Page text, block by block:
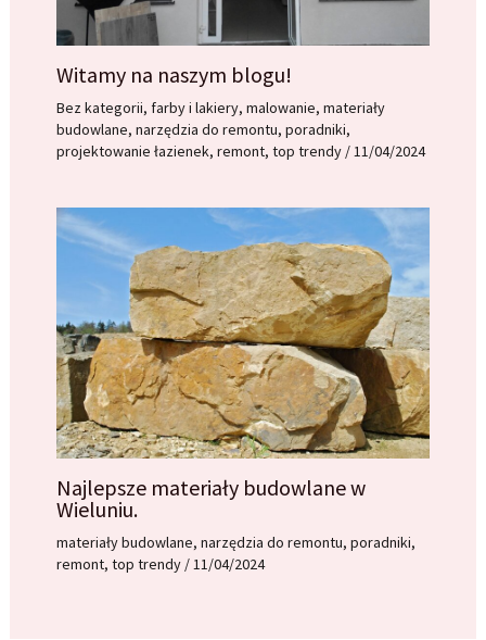
Witamy na naszym blogu!
Bez kategorii, farby i lakiery, malowanie, materiały
budowlane, narzędzia do remontu, poradniki,
projektowanie łazienek, remont, top trendy/11/04/2024
Najlepsze materiały budowlane w
Wieluniu.
materiały budowlane, narzędzia do remontu, poradniki,
remont, top trendy/11/04/2024